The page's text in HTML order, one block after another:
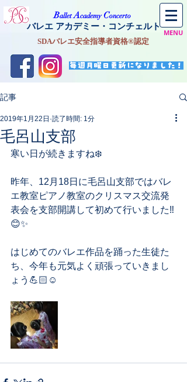
​BalletAcademyConcerto
バレエ アカデミー・コンチェルト
MENU
SDAバレエ安全指導者資格®認定
毎週月曜日更新になりました！
記事
毛呂山支部
2019年1月22日 読了時間: 1分
寒い日が続きますね❄️
昨年、12月18日に毛呂山支部ではバレ
エ教室ピアノ教室のクリスマス交流発
表会を支部開講して初めて行いました‼︎
😊✨
はじめてのバレエ作品を踊った生徒た
ち、今年も元気よく頑張っていきまし
ょう💪🏻☺️